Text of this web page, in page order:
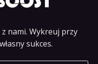
nami. Wykreuj przy
sukces.